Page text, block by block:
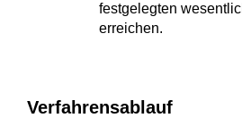
festgelegten
erreichen.
Verfahrensablauf